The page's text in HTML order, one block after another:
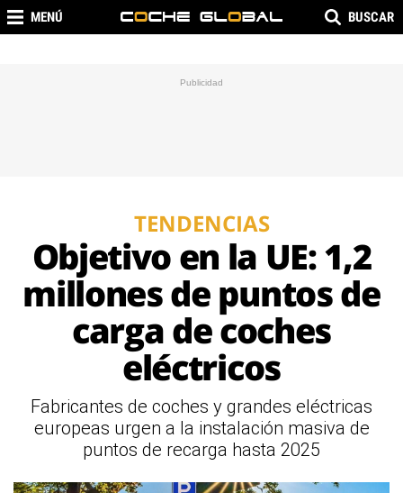
MENÚ BUSCAR
TENDENCIAS
Objetivo en la UE: 1,2
millones de puntos de
carga de coches
eléctricos
Fabricantes de coches y grandes eléctricas
europeas urgen a la instalación masiva de
puntos de recarga hasta 2025